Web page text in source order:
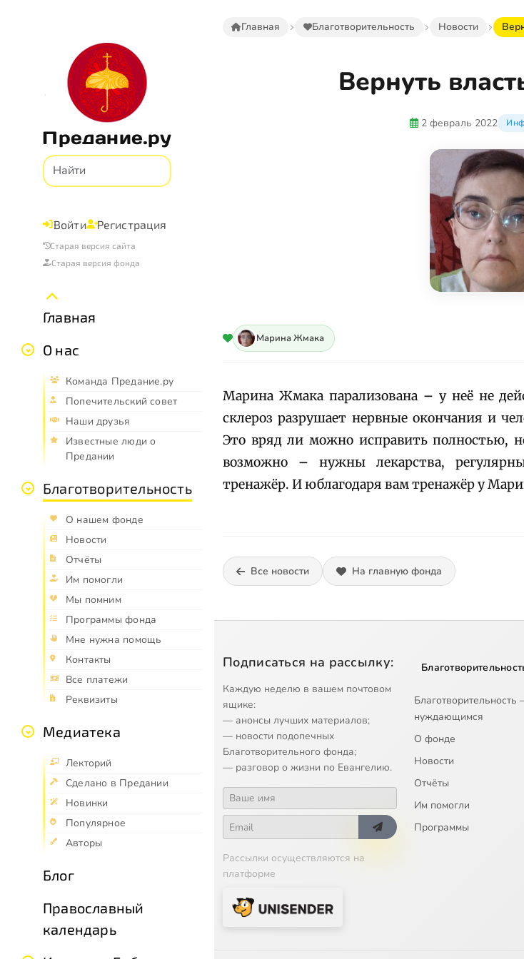
Предание.ру
Войти Регистрация
Старая версия сайта
Старая версия фонда
Главная
О нас
Команда Предание.ру
Попечительский совет
Наши друзья
Известные люди о
Предании
Благотворительность
О нашем фонде
Новости
Отчёты
Им помогли
Мы помним
Программы фонда
Мне нужна помощь
Контакты
Все платежи
Реквизиты
Медиатека
Лекторий
Сделано в Предании
Новинки
Популярное
Авторы
Блог
Православный
календарь
Главная Благотворительность Новости
Вернуть
2 февраль 2022
Марина Жмака
Марина Жмака парализована – у неё не
склероз разрушает нервные окончания и
Это вряд ли можно исправить полностью,
возможно – нужны лекарства,
тренажёр. И юблагодаря вам тренажёр у
Все новости На главную фонда
Подписаться на рассылку:
Каждую неделю в вашем почтовом
ящике:
— анонсы лучших материалов;
— новости подопечных
Благотворительного фонда;
— разговор о жизни по Евангелию.
Рассылки осуществляются на
платформе
нуждающимся
О фонде
Новости
Отчёты
Им помогли
Программы